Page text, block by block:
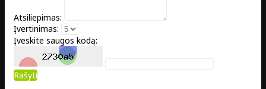
Atsiliepimas:
Įvertinimas:
Įveskite saugos kodą:
Rašyti